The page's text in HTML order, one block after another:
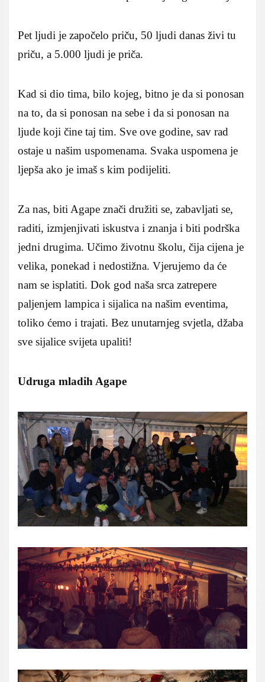
Pet ljudi je započelo priču, 50 ljudi danas živi tu
priču, a 5.000 ljudi je priča.
Kad si dio tima, bilo kojeg, bitno je da si ponosan
na to, da si ponosan na sebe i da si ponosan na
ljude koji čine taj tim. Sve ove godine, sav rad
ostaje u našim uspomenama. Svaka uspomena je
ljepša ako je imaš s kim podijeliti.
Za nas, biti Agape znači družiti se, zabavljati se,
raditi, izmjenjivati iskustva i znanja i biti podrška
jedni drugima. Učimo životnu školu, čija cijena je
velika, ponekad i nedostižna. Vjerujemo da će
nam se isplatiti. Dok god naša srca zatrepere
paljenjem lampica i sijalica na našim eventima,
toliko ćemo i trajati. Bez unutarnjeg svjetla, džaba
sve sijalice svijeta upaliti!
Udruga mladih Agape